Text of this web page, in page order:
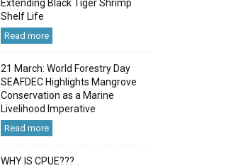
Extending Black Tiger Shrimp
Shelf Life
Read more
21 March: World Forestry Day
SEAFDEC Highlights Mangrove
Conservation as a Marine
Livelihood Imperative
Read more
WHY IS CPUE???